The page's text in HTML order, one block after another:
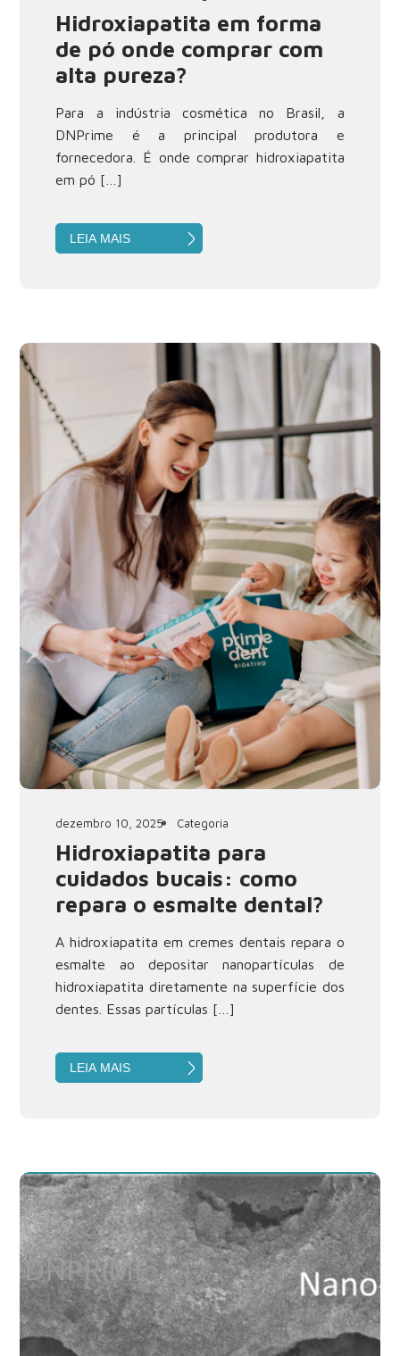
Hidroxiapatita em forma
de pó onde comprar com
alta pureza?
Para a indústria cosmética no Brasil, a
DNPrime é a principal produtora e
fornecedora. É onde comprar hidroxiapatita
em pó […]
LEIA MAIS
dezembro 10, 2025 Categoria
Hidroxiapatita para
cuidados bucais: como
repara o esmalte dental?
A hidroxiapatita em cremes dentais repara o
esmalte ao depositar nanopartículas de
hidroxiapatita diretamente na superfície dos
dentes. Essas partículas […]
LEIA MAIS